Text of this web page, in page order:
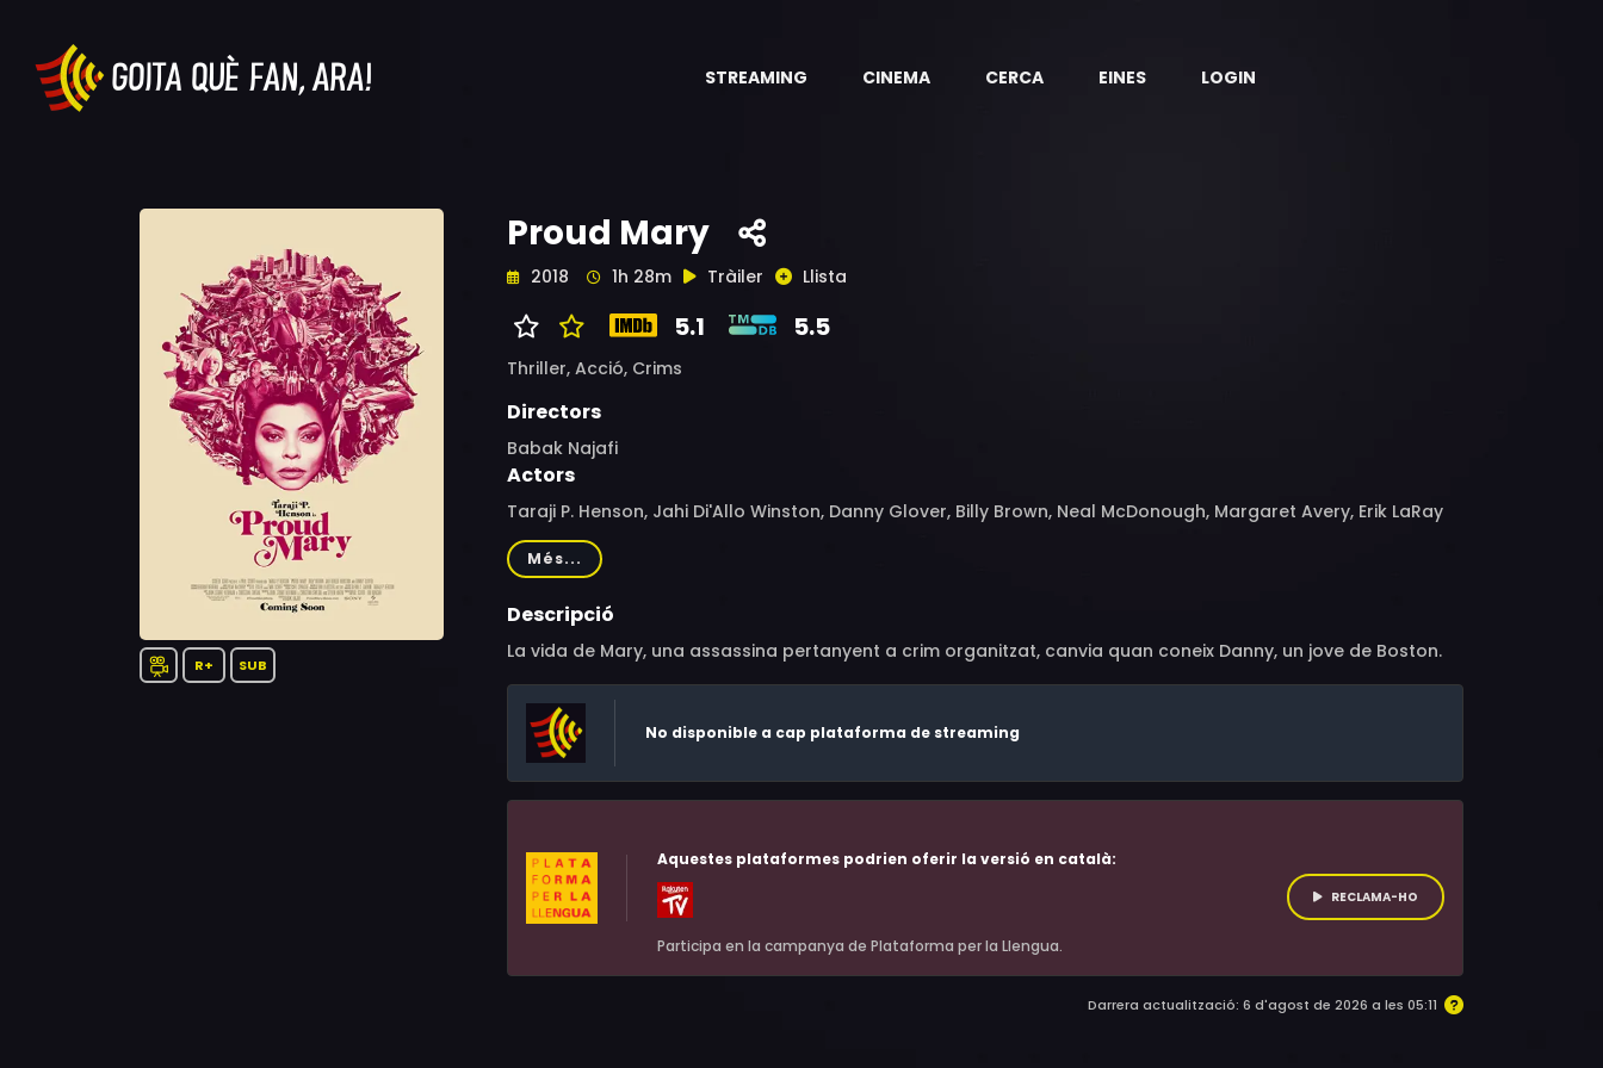
STREAMING CINEMA CERCA EINES LOGIN
R+ SUB
Proud Mary
2018 1h 28m Tràiler Llista
5.1 5.5
Thriller, Acció, Crims
Directors
Babak Najafi
Actors
Taraji P. Henson, Jahi Di'Allo Winston, Danny Glover, Billy Brown, Neal McDonough, Margaret Avery, Erik LaRay
Harvey, Xander Berkeley, Rade Šerbedžija, Owen Burke, Alex Ziwak, Jose Guns Alves, Leah Procito, David Chen,
Jim Ford, Therese Plaehn, Joseph Oliveira, Marinko Radakovic, Adrian M. Mompoint, Rob Lévesque, Bo Cleary,
Stew Replogle, John Sarnie, Alex Portenko, Al'Jaleel McGhee, Ralph Ayala, Roger Dillingham Jr., Joseph
Més...
Descripció
La vida de Mary, una assassina pertanyent a crim organitzat, canvia quan coneix Danny, un jove de Boston.
No disponible a cap plataforma de streaming
Aquestes plataformes podrien oferir la versió en català:
Participa en la campanya de Plataforma per la Llengua.
RECLAMA-HO
Darrera actualització: 6 d'agost de 2026 a les 05:11